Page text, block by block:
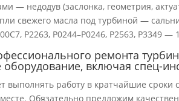
— недодув (заслонка, геометрия,
свежего масла под турбиной —
P2263, P0244–P0246, P2563, P3349 —
ремонта
включая спец-
работу в кратчайшие сроки
Обязательно предложим